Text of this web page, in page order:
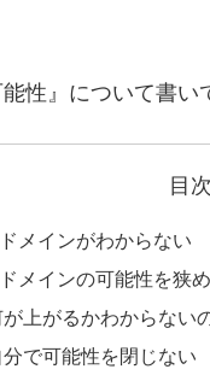
性』について書い
目次
メインがわからない
メインの可能性を狭
上がるかわからない
分で可能性を閉じない